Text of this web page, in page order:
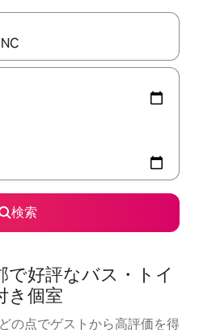
上下の矢印キーを使って移動するか
検索
で好評なバス・トイ
き個室
の点でゲストから高評価を得